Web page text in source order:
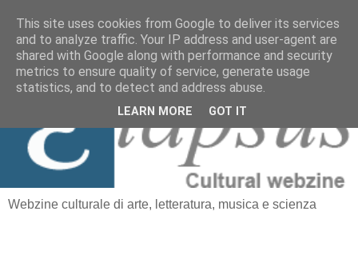
≡ Elapsus
Webzine culturale di arte, letteratura, musica e scienza
This site uses cookies from Google to deliver its services
and to analyze traffic. Your IP address and user-agent are
shared with Google along with performance and security
metrics to ensure quality of service, generate usage
statistics, and to detect and address abuse.
LEARN MORE GOT IT